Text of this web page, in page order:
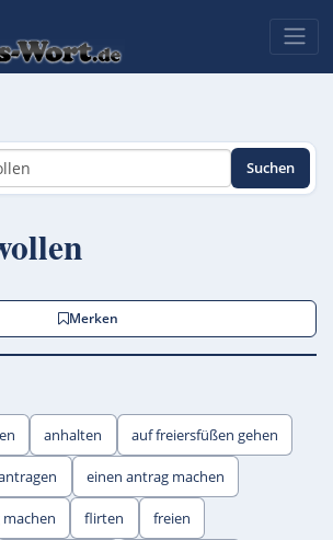
Suchen
Merken
anhalten auf freiersfüßen gehen
einen antrag machen
flirten freien